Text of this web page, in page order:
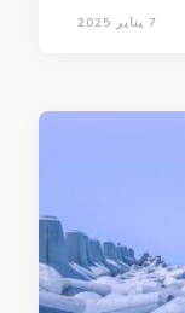
7 يناير 2025